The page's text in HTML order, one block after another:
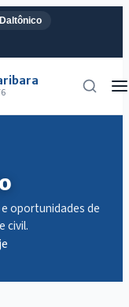
Daltônico
oportunidades de
civil.